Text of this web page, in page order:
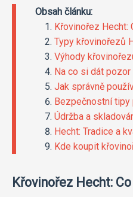
Obsah článku:
Křovinořez Hecht:
Typy křovinořezů
Výhody
Na co si dát pozor
Jak správně
Bezpečnostní tipy
Údržba a
Hecht: Tradice a
Kde koupit
Křovinořez Hecht: